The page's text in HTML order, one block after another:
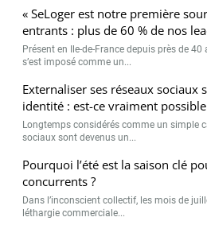
« SeLoger est notre première
entrants : plus de 60 % de nos
Présent en Ile-de-France depuis près de
s’est imposé comme un...
Externaliser ses réseaux sociaux
identité : est-ce vraiment possible
Longtemps considérés comme un simple
sociaux sont devenus un...
Pourquoi l’été est la saison clé
concurrents ?
Dans l’inconscient collectif, les mois de
léthargie commerciale...